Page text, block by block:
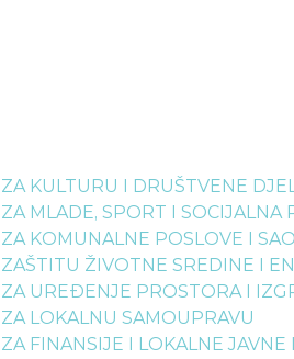
KULTURU I DRUŠTVENE
MLADE, SPORT I SOCIJALNA
KOMUNALNE POSLOVE I
ŽIVOTNE SREDINE I
UREĐENJE PROSTORA I
LOKALNU SAMOUPRAVU
FINANSIJE I LOKALNE